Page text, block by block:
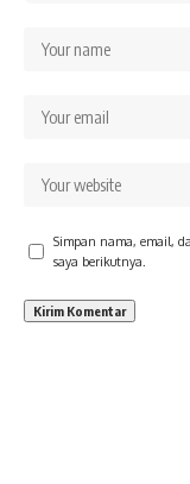
Simpan nama, email,
saya berikutnya.